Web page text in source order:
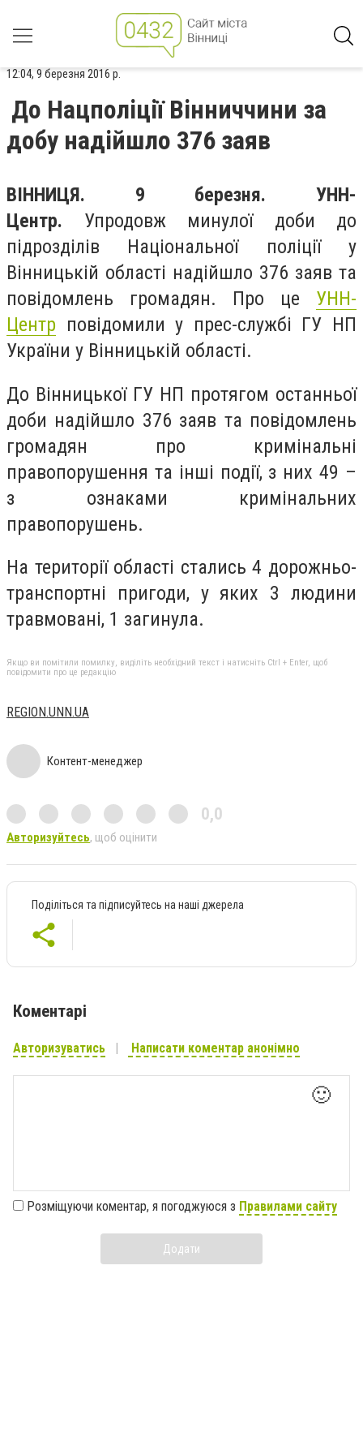
12:04, 9 березня 2016 р.
До Нацполіції Вінниччини за
добу надійшло 376 заяв
ВІННИЦЯ. 9 березня. УНН-
Центр. Упродовж минулої доби до
підрозділів Національної поліції у
Вінницькій області надійшло 376 заяв та
повідомлень громадян. Про це УНН-
Центр повідомили у прес-службі ГУ НП
України у Вінницькій області.
До Вінницької ГУ НП протягом останньої
доби надійшло 376 заяв та повідомлень
громадян про кримінальні
правопорушення та інші події, з них 49 –
з ознаками кримінальних
правопорушень.
На території області стались 4 дорожньо-
транспортні пригоди, у яких 3 людини
травмовані, 1 загинула.
Якщо ви помітили помилку, виділіть необхідний текст і натисніть Ctrl + Enter, щоб
повідомити про це редакцію
REGION.UNN.UA
Контент-менеджер
0,0
Авторизуйтесь, щоб оцінити
Поділіться та підписуйтесь на наші джерела
Коментарі
Авторизуватись Написати коментар анонімно
🙂
Розміщуючи коментар, я погоджуюся з Правилами сайту
Додати